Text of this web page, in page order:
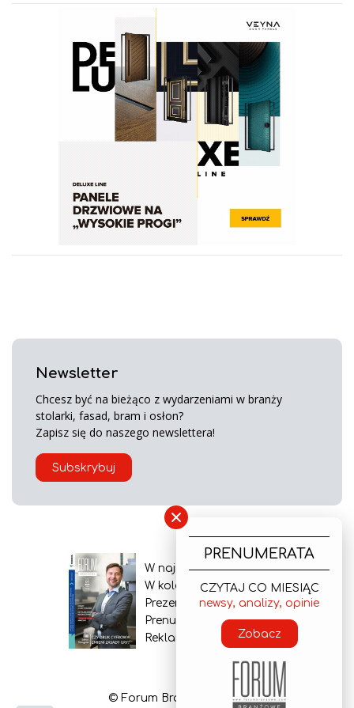
Newsletter
Chcesz być na bieżąco z wydarzeniami w branży
stolarki, fasad, bram i osłon?
Zapisz się do naszego newslettera!
Subskrybuj
W najnowszym wydaniu
W kolejnym numerze
Prezentacja gazety
Prenumerata
Reklama
© Forum Branżowe 2026
×
PRENUMERATA
CZYTAJ CO MIESIĄC
newsy, analizy, opinie
Zobacz